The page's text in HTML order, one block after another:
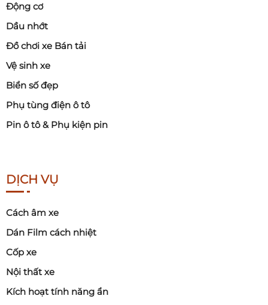
Động cơ
Dầu nhớt
Đồ chơi xe Bán tải
Vệ sinh xe
Biển số đẹp
Phụ tùng điện ô tô
Pin ô tô & Phụ kiện pin
DỊCH VỤ
Cách âm xe
Dán Film cách nhiệt
Cốp xe
Nội thất xe
Kích hoạt tính năng ẩn